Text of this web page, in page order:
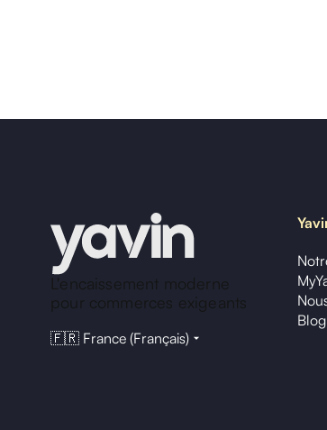
L'encaissement moderne
pour commerces exigeants
🇫🇷 France (Français)